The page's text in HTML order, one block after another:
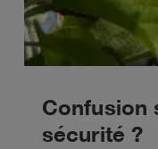
Confusion
sécurité ?